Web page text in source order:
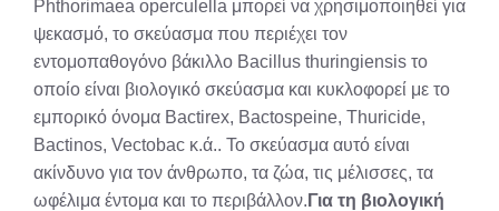
Phthorimaea operculella μπορεί να χρησιμοποιηθεί για
ψεκασμό, το σκεύασμα που περιέχει τον
εντομοπαθογόνο βάκιλλο Βacillus thuringiensis το
οποίο είναι βιολογικό σκεύασμα και κυκλοφορεί με το
εμπορικό όνομα Bactirex, Bactospeine, Thuricide,
Bactinos, Vectobac κ.ά.. Το σκεύασμα αυτό είναι
ακίνδυνο για τον άνθρωπο, τα ζώα, τις μέλισσες, τα
ωφέλιμα έντομα και το περιβάλλον. Για τη βιολογική